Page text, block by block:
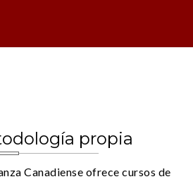
propia
Canadiense ofrece cursos de